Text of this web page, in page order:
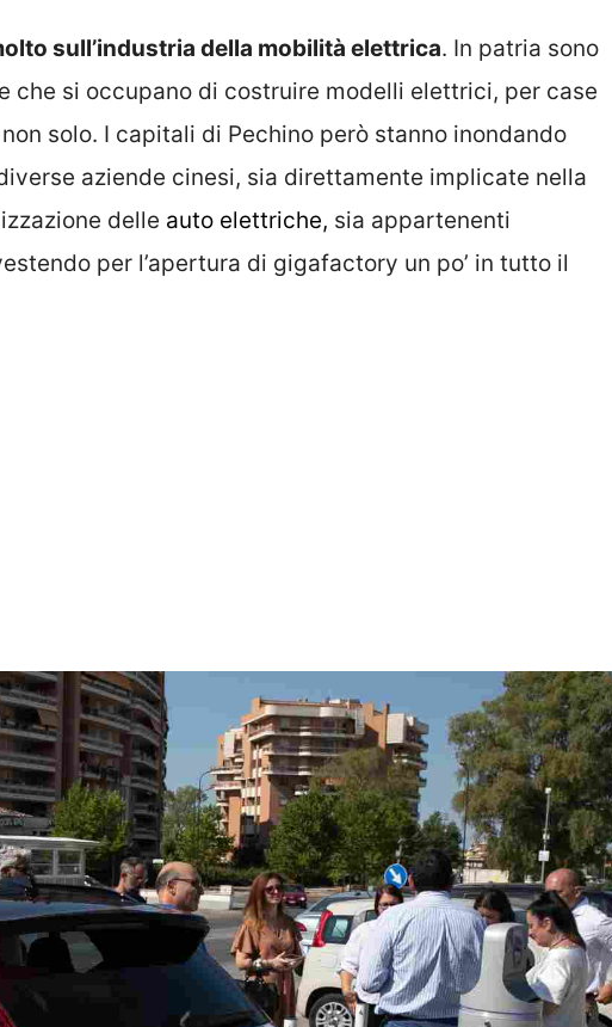
sull’industria della mobilità elettrica. In patria sono
che si occupano di costruire modelli elettrici, per case
solo. I capitali di Pechino però stanno inondando
aziende cinesi, sia direttamente implicate nella
delle auto elettriche, sia appartenenti
per l’apertura di gigafactory un po’ in tutto il